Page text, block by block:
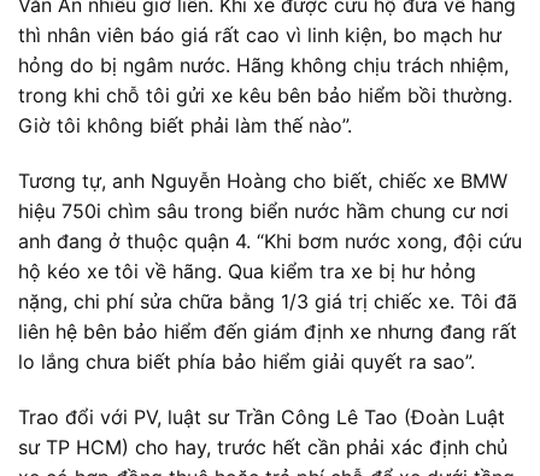
Văn An nhiều giờ liền. Khi xe được cứu hộ đưa về hãng
thì nhân viên báo giá rất cao vì linh kiện, bo mạch hư
hỏng do bị ngâm nước. Hãng không chịu trách nhiệm,
trong khi chỗ tôi gửi xe kêu bên bảo hiểm bồi thường.
Giờ tôi không biết phải làm thế nào”.
Tương tự, anh Nguyễn Hoàng cho biết, chiếc xe BMW
hiệu 750i chìm sâu trong biển nước hầm chung cư nơi
anh đang ở thuộc quận 4. “Khi bơm nước xong, đội cứu
hộ kéo xe tôi về hãng. Qua kiểm tra xe bị hư hỏng
nặng, chi phí sửa chữa bằng 1/3 giá trị chiếc xe. Tôi đã
liên hệ bên bảo hiểm đến giám định xe nhưng đang rất
lo lắng chưa biết phía bảo hiểm giải quyết ra sao”.
Trao đổi với PV, luật sư Trần Công Lê Tao (Đoàn Luật
sư TP HCM) cho hay, trước hết cần phải xác định chủ